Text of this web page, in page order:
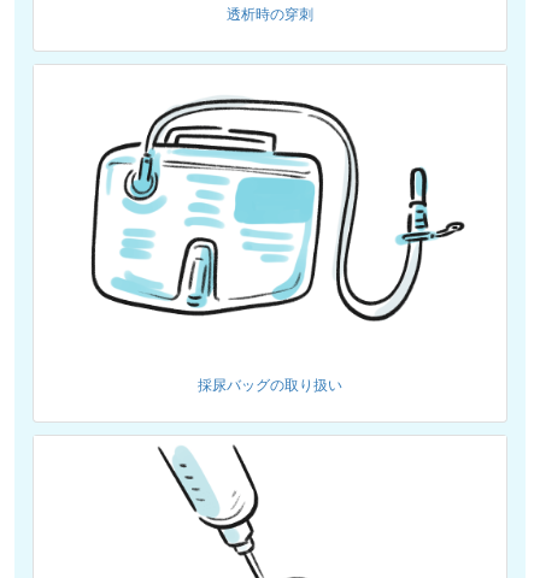
透析時の穿刺
採尿バッグの取り扱い